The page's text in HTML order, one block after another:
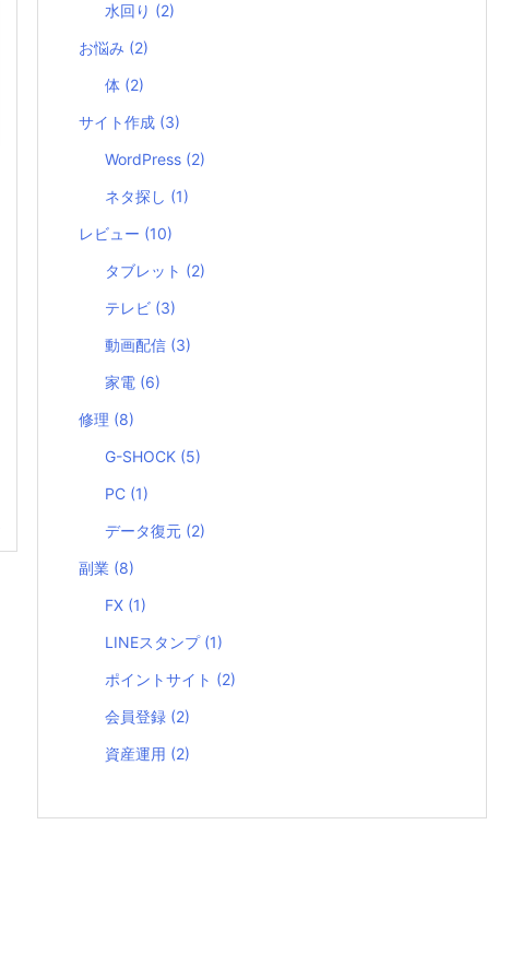
水回り (2)
お悩み (2)
体 (2)
サイト作成 (3)
WordPress (2)
ネタ探し (1)
レビュー (10)
タブレット (2)
テレビ (3)
動画配信 (3)
家電 (6)
修理 (8)
G-SHOCK (5)
PC (1)
データ復元 (2)
副業 (8)
FX (1)
LINEスタンプ (1)
ポイントサイト (2)
会員登録 (2)
資産運用 (2)